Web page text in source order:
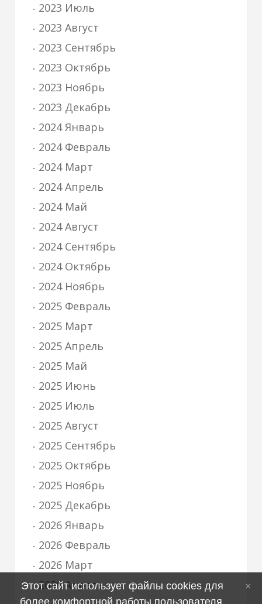
2023 Июль
2023 Август
2023 Сентябрь
2023 Октябрь
2023 Ноябрь
2023 Декабрь
2024 Январь
2024 Февраль
2024 Март
2024 Апрель
2024 Май
2024 Август
2024 Сентябрь
2024 Октябрь
2024 Ноябрь
2025 Февраль
2025 Март
2025 Апрель
2025 Май
2025 Июнь
2025 Июль
2025 Август
2025 Сентябрь
2025 Октябрь
2025 Ноябрь
2025 Декабрь
2026 Январь
2026 Февраль
2026 Март
2026 Апрель
Этот сайт использует файлы cookies для
более комфортной работы пользователя.